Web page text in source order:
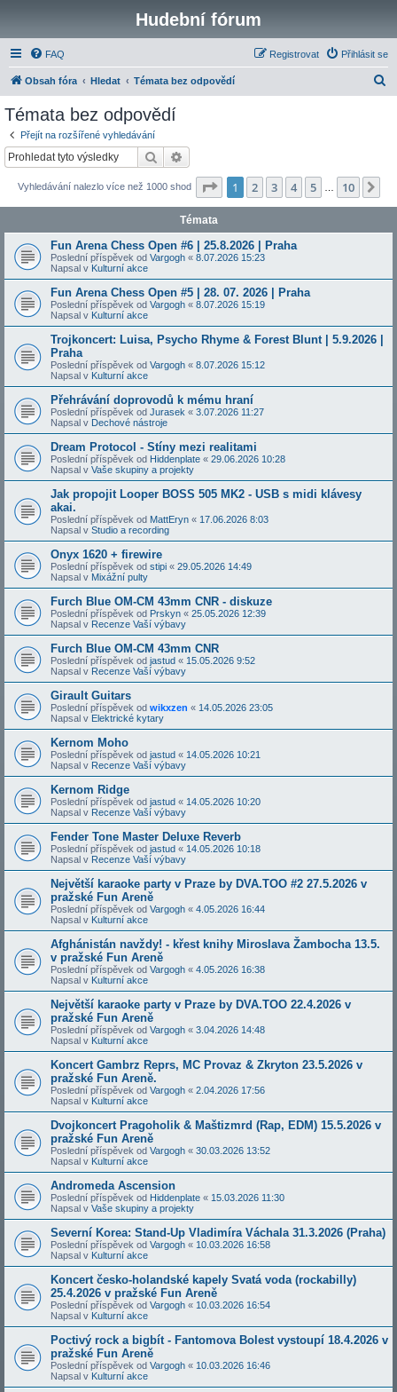
Hudební fórum
FAQ Přihlásit se
Registrovat
Obsah fóra Hledat Témata bez odpovědí
Témata bez odpovědí
Přejít na rozšířené vyhledávání
Hledat
Vyhledávání nalezlo více než 1000 shod Stránka z 10
1 2 3 4 5 10
Témata
Fun Arena Chess Open #6 | 25.8.2026 | Praha
Poslední příspěvek od Vargogh « 8.07.2026 15:23
Napsal v Kulturní akce
Fun Arena Chess Open #5 | 28. 07. 2026 | Praha
Poslední příspěvek od Vargogh « 8.07.2026 15:19
Napsal v Kulturní akce
Trojkoncert: Luisa, Psycho Rhyme & Forest Blunt | 5.9.2026 |
Praha
Poslední příspěvek od Vargogh « 8.07.2026 15:12
Napsal v Kulturní akce
Přehrávání doprovodů k mému hraní
Poslední příspěvek od Jurasek « 3.07.2026 11:27
Napsal v Dechové nástroje
Dream Protocol - Stíny mezi realitami
Poslední příspěvek od Hiddenplate « 29.06.2026 10:28
Napsal v Vaše skupiny a projekty
Jak propojit Looper BOSS 505 MK2 - USB s midi klávesy
akai.
Poslední příspěvek od MattEryn « 17.06.2026 8:03
Napsal v Studio a recording
Onyx 1620 + firewire
Poslední příspěvek od stipi « 29.05.2026 14:49
Napsal v Mixážní pulty
Furch Blue OM-CM 43mm CNR - diskuze
Poslední příspěvek od Prskyn « 25.05.2026 12:39
Napsal v Recenze Vaší výbavy
Furch Blue OM-CM 43mm CNR
Poslední příspěvek od jastud « 15.05.2026 9:52
Napsal v Recenze Vaší výbavy
Girault Guitars
Poslední příspěvek od wikxzen « 14.05.2026 23:05
Napsal v Elektrické kytary
Kernom Moho
Poslední příspěvek od jastud « 14.05.2026 10:21
Napsal v Recenze Vaší výbavy
Kernom Ridge
Poslední příspěvek od jastud « 14.05.2026 10:20
Napsal v Recenze Vaší výbavy
Fender Tone Master Deluxe Reverb
Poslední příspěvek od jastud « 14.05.2026 10:18
Napsal v Recenze Vaší výbavy
Největší karaoke party v Praze by DVA.TOO #2 27.5.2026 v
pražské Fun Areně
Poslední příspěvek od Vargogh « 4.05.2026 16:44
Napsal v Kulturní akce
Afghánistán navždy! - křest knihy Miroslava Žambocha 13.5.
v pražské Fun Areně
Poslední příspěvek od Vargogh « 4.05.2026 16:38
Napsal v Kulturní akce
Největší karaoke party v Praze by DVA.TOO 22.4.2026 v
pražské Fun Areně
Poslední příspěvek od Vargogh « 3.04.2026 14:48
Napsal v Kulturní akce
Koncert Gambrz Reprs, MC Provaz & Zkryton 23.5.2026 v
pražské Fun Areně.
Poslední příspěvek od Vargogh « 2.04.2026 17:56
Napsal v Kulturní akce
Dvojkoncert Pragoholik & Maštizmrd (Rap, EDM) 15.5.2026 v
pražské Fun Areně
Poslední příspěvek od Vargogh « 30.03.2026 13:52
Napsal v Kulturní akce
Andromeda Ascension
Poslední příspěvek od Hiddenplate « 15.03.2026 11:30
Napsal v Vaše skupiny a projekty
Severní Korea: Stand-Up Vladimíra Váchala 31.3.2026 (Praha)
Poslední příspěvek od Vargogh « 10.03.2026 16:58
Napsal v Kulturní akce
Koncert česko-holandské kapely Svatá voda (rockabilly)
25.4.2026 v pražské Fun Areně
Poslední příspěvek od Vargogh « 10.03.2026 16:54
Napsal v Kulturní akce
Poctivý rock a bigbít - Fantomova Bolest vystoupí 18.4.2026 v
pražské Fun Areně
Poslední příspěvek od Vargogh « 10.03.2026 16:46
Napsal v Kulturní akce